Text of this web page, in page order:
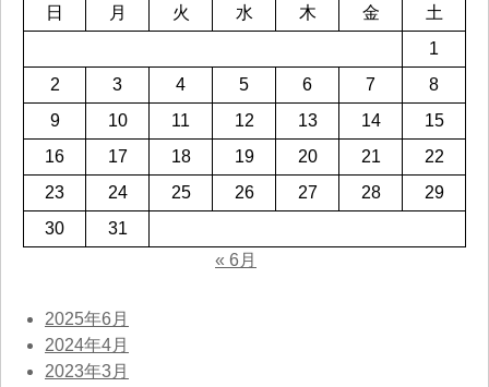
日 月 火 水 木 金
土
1
2
3 4 5 6 7
8
9
10 11 12 13 14
15
16
17 18 19 20 21
22
23
24 25 26 27 28
29
30
31
« 6月
2025年6月
2024年4月
2023年3月